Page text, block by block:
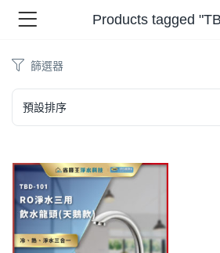
)
)
)
王 )
Products tagged
篩選器
預設排序